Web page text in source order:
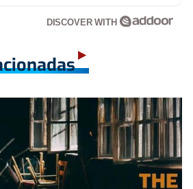
DISCOVER WITH